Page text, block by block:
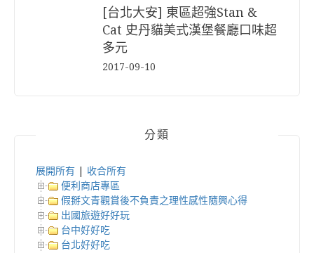
[台北大安] 東區超強Stan &
Cat 史丹貓美式漢堡餐廳口味超
多元
2017-09-10
分類
展開所有
收合所有
便利商店專區
假掰文青觀賞後不負責之理性感性隨興心得
出國旅遊好好玩
台中好好吃
台北好好吃